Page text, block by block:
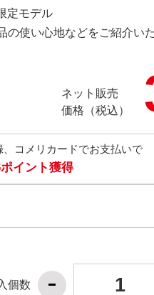
定モデル
の使い心地などをご紹介い
ネット販売
価格（税込）
、コメリカードでお支払いで
イント獲得
個数